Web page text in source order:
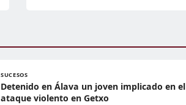
SUCESOS
Detenido en Álava un joven implicado en el
ataque violento en Getxo